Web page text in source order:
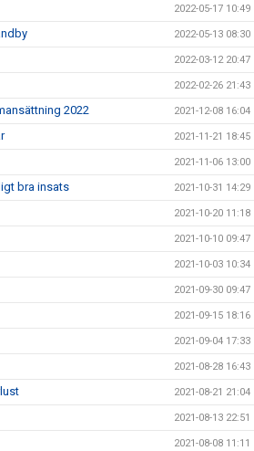
2022-05-17 10:49
2022-05-13 08:30
2022-03-12 20:47
2022-02-26 21:43
2022 2021-12-08 16:04
2021-11-21 18:45
2021-11-06 13:00
bra insats 2021-10-31 14:29
2021-10-20 11:18
2021-10-10 09:47
2021-10-03 10:34
2021-09-30 09:47
2021-09-15 18:16
2021-09-04 17:33
2021-08-28 16:43
2021-08-21 21:04
2021-08-13 22:51
2021-08-08 11:11